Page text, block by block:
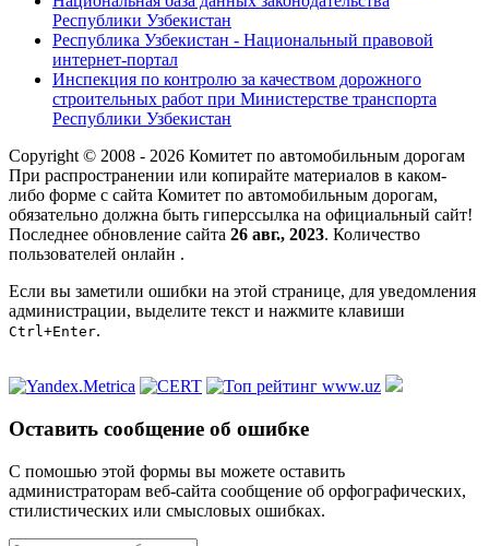
Республики Узбекистан
Республика Узбекистан - Национальный правовой
интернет-портал
Инспекция по контролю за качеством дорожного
строительных работ при Министерстве транспорта
Республики Узбекистан
Copyright © 2008 - 2026 Комитет по автомобильным дорогам
При распространении или копирайте материалов в каком-
либо форме с сайта Комитет по автомобильным дорогам,
обязательно должна быть гиперссылка на официальный сайт!
Последнее обновление сайта 26 авг., 2023. Количество
пользователей онлайн .
Если вы заметили ошибки на этой странице, для уведомления
администрации, выделите текст и нажмите клавиши
Ctrl+Enter.
Оставить сообщение об ошибке
С помошью этой формы вы можете оставить
администраторам веб-сайта сообщение об орфографических,
стилистических или смысловых ошибках.